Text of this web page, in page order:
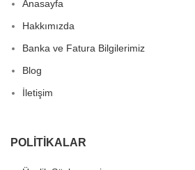
Anasayfa
Hakkımızda
Banka ve Fatura Bilgilerimiz
Blog
İletişim
POLITIKALAR